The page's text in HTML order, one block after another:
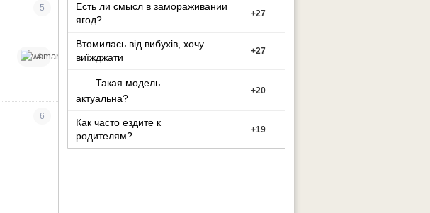
5
4
6
Есть ли смысл в замораживании
ягод?
+27
Втомилась від вибухів, хочу
виїжджати
+27
Такая модель
актуальна?
+20
Как часто ездите к
родителям?
+19